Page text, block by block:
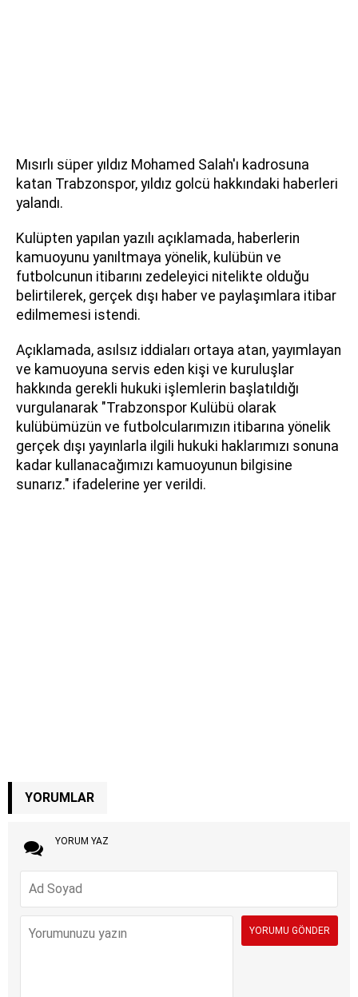
Mısırlı süper yıldız Mohamed Salah'ı kadrosuna
katan Trabzonspor, yıldız golcü hakkındaki haberleri
yalandı.
Kulüpten yapılan yazılı açıklamada, haberlerin
kamuoyunu yanıltmaya yönelik, kulübün ve
futbolcunun itibarını zedeleyici nitelikte olduğu
belirtilerek, gerçek dışı haber ve paylaşımlara itibar
edilmemesi istendi.
Açıklamada, asılsız iddiaları ortaya atan, yayımlayan
ve kamuoyuna servis eden kişi ve kuruluşlar
hakkında gerekli hukuki işlemlerin başlatıldığı
vurgulanarak "Trabzonspor Kulübü olarak
kulübümüzün ve futbolcularımızın itibarına yönelik
gerçek dışı yayınlarla ilgili hukuki haklarımızı sonuna
kadar kullanacağımızı kamuoyunun bilgisine
sunarız." ifadelerine yer verildi.
YORUMLAR
YORUM YAZ